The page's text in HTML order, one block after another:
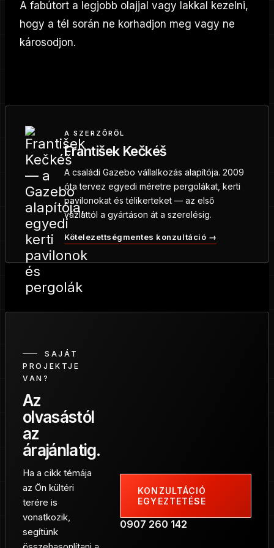
A fabútort a legjobb olajjal vagy lakkal kezelni,
hogy a tél során ne korhadjon meg vagy ne
károsodjon.
A SZERZŐRŐL
František Kečkéš
A családi Gazebo vállalkozás alapítója. 2009
óta tervez egyedi méretre pergolákat, kerti
pavilonokat és télikerteket — az első
vázlattól a gyártáson át a szerelésig.
Kötelezettségmentes konzultáció →
SAJÁT
PROJEKTJE
VAN?
Az
olvasástól
az
árajánlatig.
Ha a cikk témája
az Ön kültéri
terére is
vonatkozik,
segítünk
KONZULTÁCIÓ
EGYEZTETÉSE
0907 260 142